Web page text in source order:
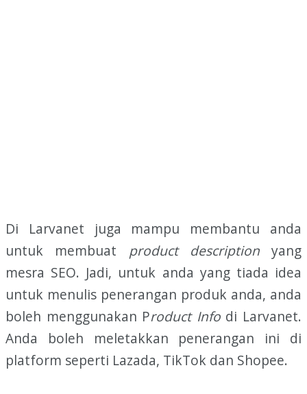
Di Larvanet juga mampu membantu anda
untuk membuat product descriptionyang
mesra SEO. Jadi, untuk anda yang tiada idea
untuk menulis penerangan produk anda, anda
boleh menggunakan Product Infodi Larvanet.
Anda boleh meletakkan penerangan ini di
platform seperti Lazada, TikTok dan Shopee.